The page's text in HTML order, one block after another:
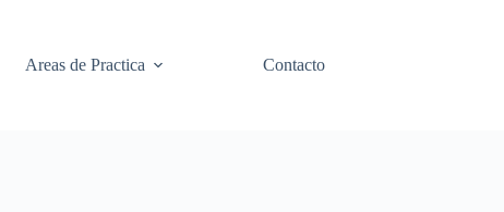
Areas de Practica Contacto